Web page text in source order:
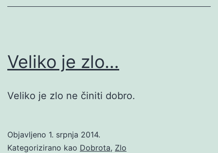
Veliko je zlo…
Veliko je zlo ne činiti dobro.
Objavljeno 1. srpnja 2014.
Kategorizirano kao Dobrota, Zlo